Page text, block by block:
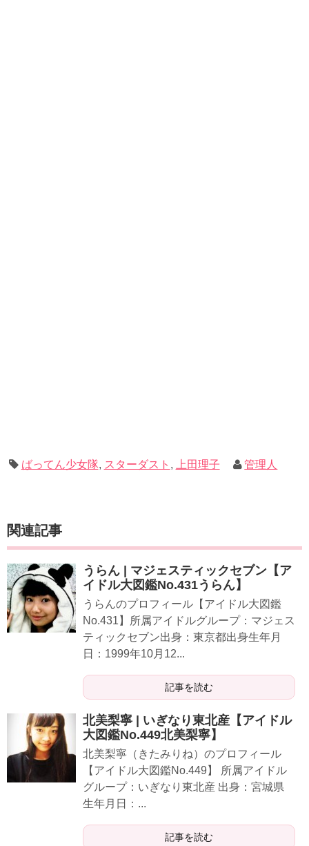
ばってん少女隊, スターダスト , 上田理子 管理人
関連記事
うらん | マジェスティックセブン【ア
イドル大図鑑No.431うらん】
うらんのプロフィール【アイドル大図鑑
No.431】所属アイドルグループ：マジェス
ティックセブン出身：東京都出身生年月
日：1999年10月12...
記事を読む
北美梨寧 | いぎなり東北産【アイドル
大図鑑No.449北美梨寧】
北美梨寧（きたみりね）のプロフィール
【アイドル大図鑑No.449】 所属アイドル
グループ：いぎなり東北産 出身：宮城県
生年月日：...
記事を読む